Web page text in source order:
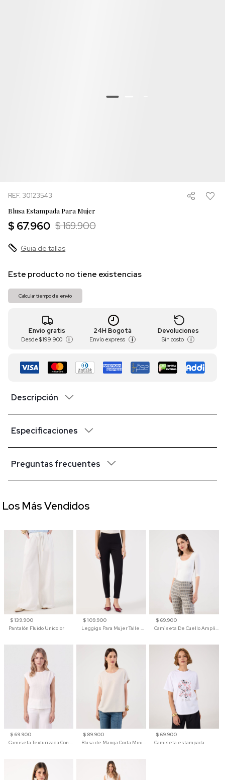
REF. 30123543
Blusa Estampada Para Mujer
$ 67.960 $ 169.900
Guia de tallas
Este producto no tiene existencias
Calcular tiempo de envío
Envío gratis
Desde $ 199.900 i
24H Bogotá
Envío express i
Devoluciones
Sin costo i
Descripción
Especificaciones
Preguntas frecuentes
$ 139.900
Pantalón Fluido Unicolor
$ 109.900
$ 69.900
$ 69.900
$ 89.900
$ 69.900
Camiseta estampada
Los Más Vendidos